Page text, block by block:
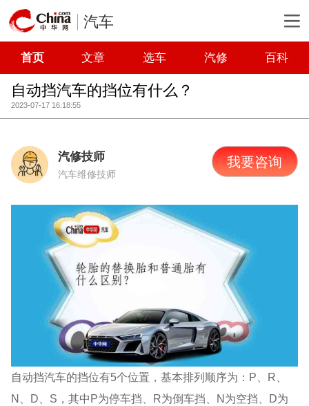
汽车
首页 文章 选车 汽修 百科
自动挡汽车的挡位有什么？
2023-07-17 16:18:55
汽修技师
汽车维修技师
我要咨询
自动挡汽车的挡位有5个位置，基本排列顺序为：P、R、
N、D、S，其中P为停车挡、R为倒车挡、N为空挡、D为